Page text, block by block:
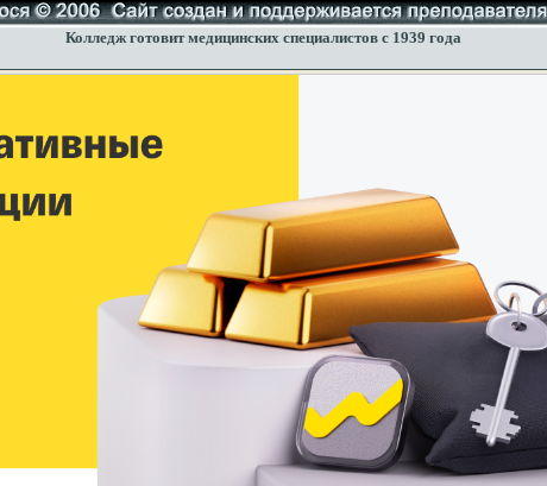
Колледж готовит медицинских специалистов с 1939 года